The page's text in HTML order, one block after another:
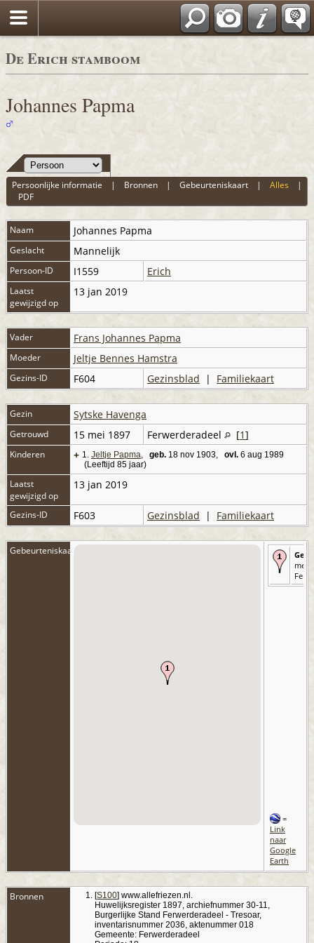
De Erich stamboom
Johannes Papma
Persoonlijke informatie | Bronnen |Gebeurteniskaart |Alles |
PDF
Naam Johannes Papma
Geslacht Mannelijk
Persoon-ID I1559 Erich
Laatst
gewijzigd op
13 jan 2019
Vader Frans Johannes Papma
Moeder Jeltje Bennes Hamstra
Gezins-ID F604 Gezinsblad | Familiekaart
Gezin Sytske Havenga
Getrouwd 15 mei 1897 Ferwerderadeel [1]
Kinderen + 1. Jeltje Papma, geb. 18 nov 1903, ovl. 6 aug 1989
(Leeftijd 85 jaar)
Laatst
gewijzigd op
13 jan 2019
Gezins-ID F603 Gezinsblad | Familiekaart
Gebeurteniskaart
mei
=
Link
naar
Google
Earth
Bronnen [S100] www.allefriezen.nl.
Huwelijksregister 1897, archiefnummer 30-11,
Burgerlijke Stand Ferwerderadeel - Tresoar,
inventarisnummer 2036, aktenummer 018
Gemeente: Ferwerderadeel